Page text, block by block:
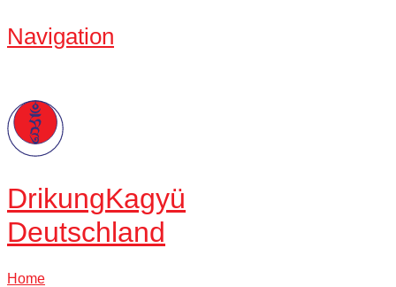
Navigation
DrikungKagyü
Deutschland
Home